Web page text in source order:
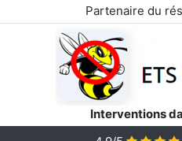
Partenaire du
Interventions